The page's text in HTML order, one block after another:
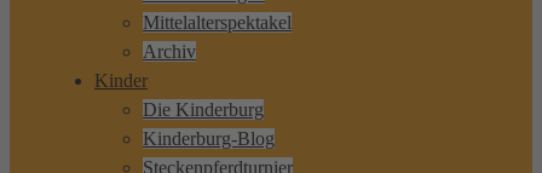
Mittelalterspektakel
Archiv
Kinder
Die Kinderburg
Kinderburg-Blog
Steckenpferdturnier